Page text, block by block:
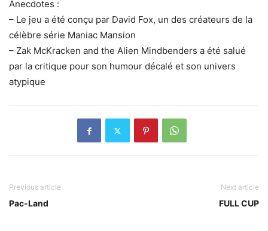
Anecdotes :
– Le jeu a été conçu par David Fox, un des créateurs de la
célèbre série Maniac Mansion
– Zak McKracken and the Alien Mindbenders a été salué
par la critique pour son humour décalé et son univers
atypique
Previous article
Pac-Land
Next article
FULL CUP